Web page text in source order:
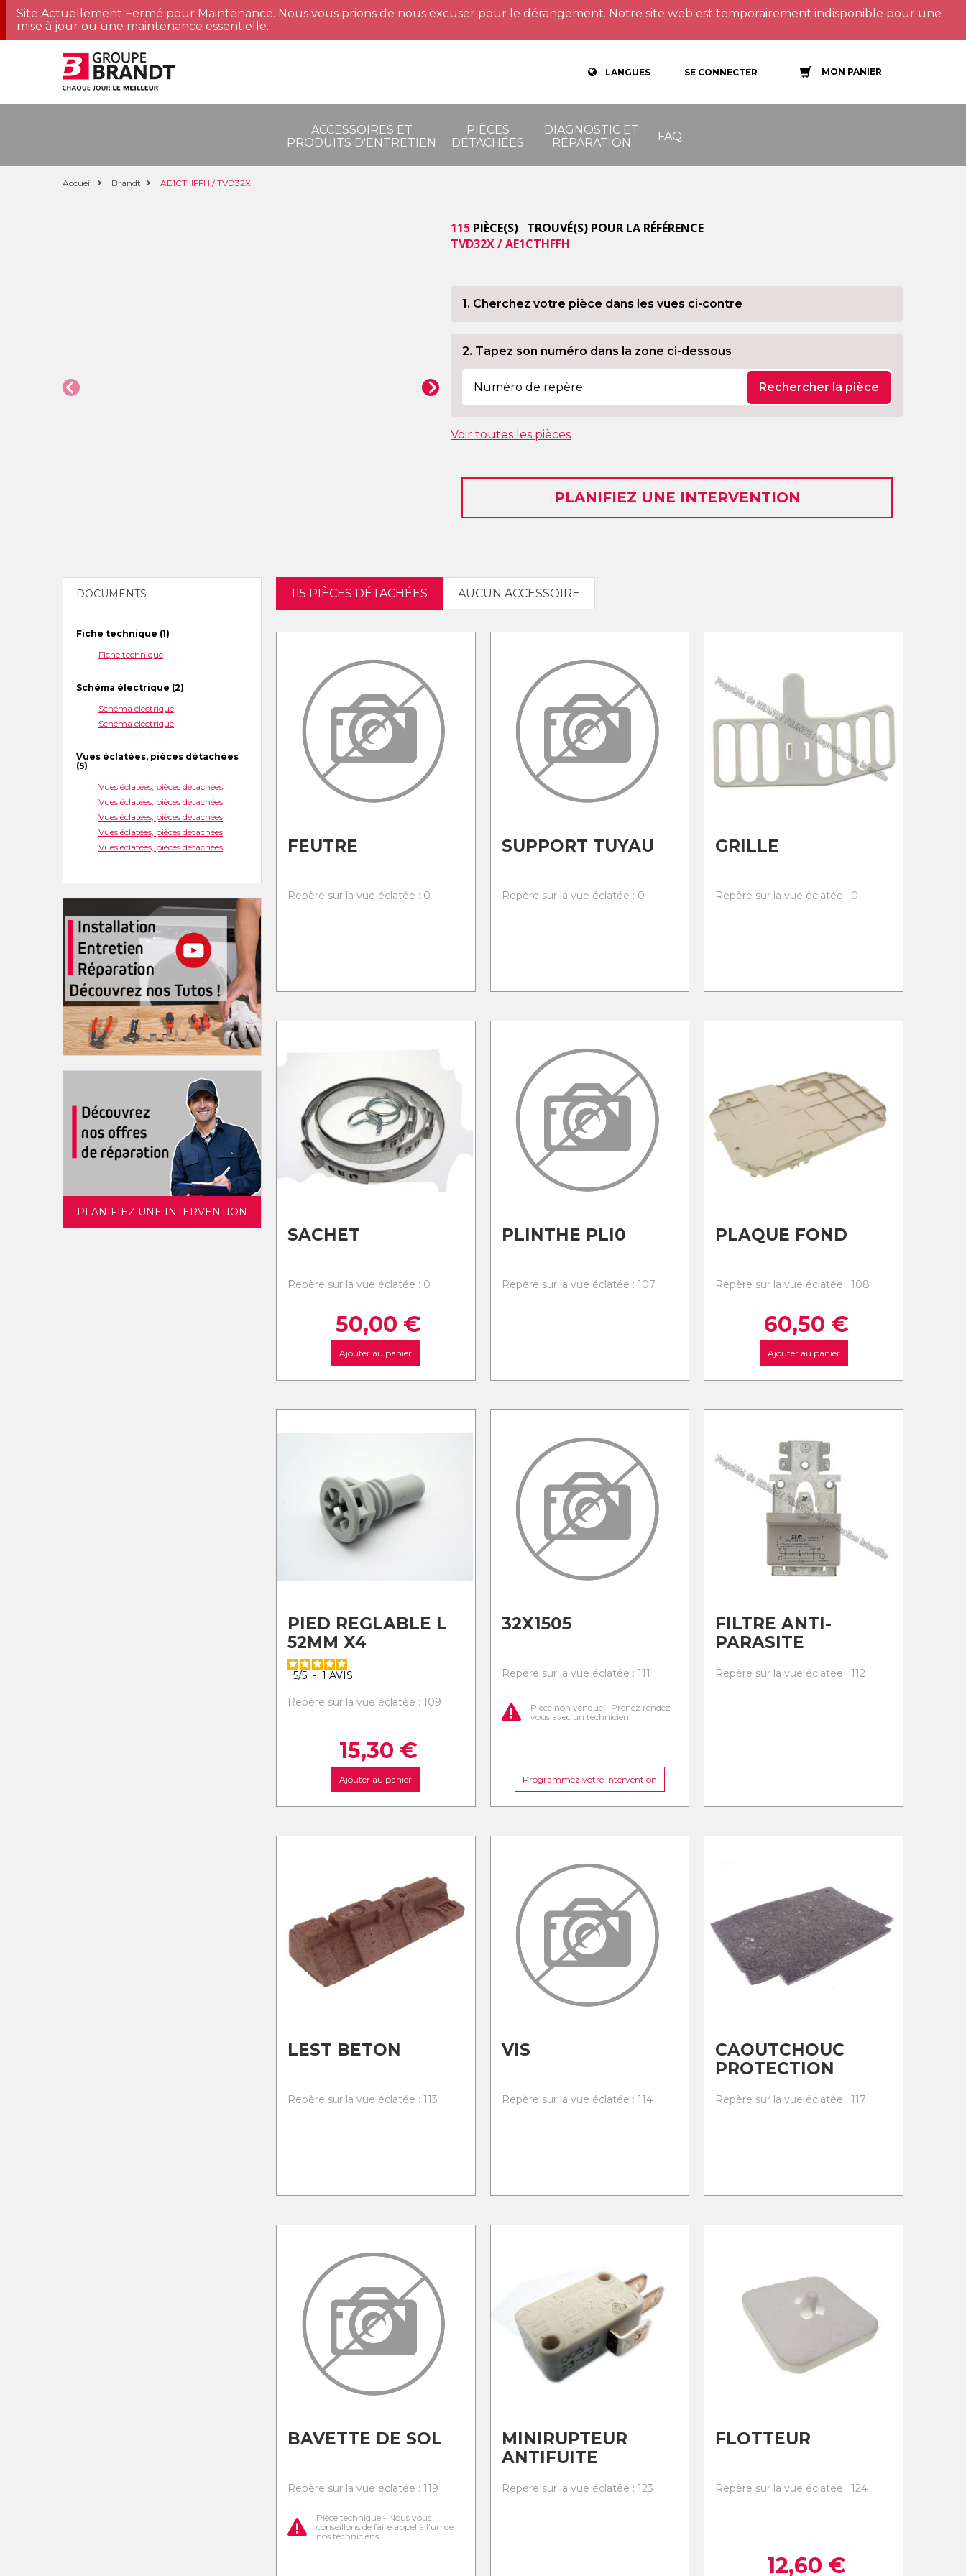
Site Actuellement Fermé pour Maintenance. Nous vous prions de nous excuser pour le dérangement. Notre site web est temporairement indisponible pour une
mise à jour ou une maintenance essentielle.
LANGUES SE CONNECTER MON PANIER
ACCESSOIRES ET
PRODUITS D'ENTRETIEN
PIÈCES
DÉTACHÉES
DIAGNOSTIC ET
RÉPARATION
FAQ
Accueil Brandt AE1CTHFFH / TVD32X
115 PIÈCE(S) TROUVÉ(S) POUR LA RÉFÉRENCE
TVD32X / AE1CTHFFH
1. Cherchez votre pièce dans les vues ci-contre
2. Tapez son numéro dans la zone ci-dessous
Rechercher la pièce
Voir toutes les pièces
PLANIFIEZ UNE INTERVENTION
DOCUMENTS
Fiche technique (1)
Fiche technique
Schéma électrique (2)
Schéma électrique
Schéma électrique
Vues éclatées, pièces détachées
(5)
Vues éclatées, pièces détachées
Vues éclatées, pièces détachées
Vues éclatées, pièces détachées
Vues éclatées, pièces détachées
Vues éclatées, pièces détachées
PLANIFIEZ UNE INTERVENTION
115 PIÈCES DÉTACHÉES AUCUN ACCESSOIRE
FEUTRE
Repère sur la vue éclatée : 0
SUPPORT TUYAU
Repère sur la vue éclatée : 0
GRILLE
Repère sur la vue éclatée : 0
SACHET
Repère sur la vue éclatée : 0
50,00 €
Ajouter au panier
PLINTHE PLI0
Repère sur la vue éclatée : 107
PLAQUE FOND
Repère sur la vue éclatée : 108
60,50 €
Ajouter au panier
PIED REGLABLE L
52MM X4
5/5 - 1 AVIS
Repère sur la vue éclatée : 109
15,30 €
Ajouter au panier
32X1505
Repère sur la vue éclatée : 111
Pièce non vendue - Prenez rendez-
vous avec un technicien
Programmez votre intervention
FILTRE ANTI-
PARASITE
Repère sur la vue éclatée : 112
LEST BETON
Repère sur la vue éclatée : 113
VIS
Repère sur la vue éclatée : 114
CAOUTCHOUC
PROTECTION
Repère sur la vue éclatée : 117
BAVETTE DE SOL
Repère sur la vue éclatée : 119
Pièce technique - Nous vous
conseillons de faire appel à l'un de
nos techniciens
MINIRUPTEUR
ANTIFUITE
Repère sur la vue éclatée : 123
FLOTTEUR
Repère sur la vue éclatée : 124
12,60 €